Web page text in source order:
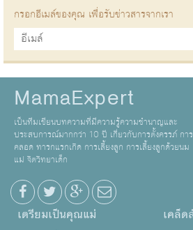
กรอกอีเมล์ของคุณ เพื่อรับข่าวสารจากเรา
MamaExpert
เป็นทีมเขียนบทความที่มีความรู้ความชำนาญและ
ประสบการณ์มากกว่า 10 ปี เกี่ยวกับการตั้งครรภ์ การ
คลอด ทารกแรกเกิด การเลี้ยงลูก การเลี้ยงลูกด้วยนม
แม่ จิตวิทยาเด็ก
เตรียมเป็นคุณแม่ เคล็ด